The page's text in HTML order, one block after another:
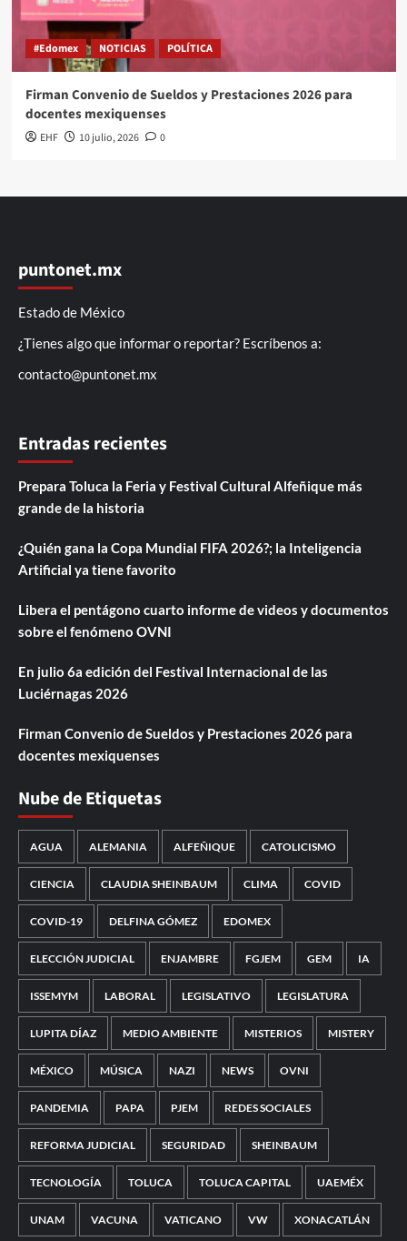
#Edomex NOTICIAS POLÍTICA
Firman Convenio de Sueldos y Prestaciones 2026 para
docentes mexiquenses
EHF 10 julio, 2026 0
puntonet.mx
Estado de México
¿Tienes algo que informar o reportar? Escríbenos a:
contacto@puntonet.mx
Entradas recientes
Prepara Toluca la Feria y Festival Cultural Alfeñique más
grande de la historia
¿Quién gana la Copa Mundial FIFA 2026?; la Inteligencia
Artificial ya tiene favorito
Libera el pentágono cuarto informe de videos y documentos
sobre el fenómeno OVNI
En julio 6a edición del Festival Internacional de las
Luciérnagas 2026
Firman Convenio de Sueldos y Prestaciones 2026 para
docentes mexiquenses
Nube de Etiquetas
AGUA ALEMANIA ALFEÑIQUE CATOLICISMO
CIENCIA CLAUDIA SHEINBAUM CLIMA COVID
COVID-19 DELFINA GÓMEZ EDOMEX
ELECCIÓN JUDICIAL ENJAMBRE FGJEM GEM IA
ISSEMYM LABORAL LEGISLATIVO LEGISLATURA
LUPITA DÍAZ MEDIO AMBIENTE MISTERIOS MISTERY
MÉXICO MÚSICA NAZI NEWS OVNI
PANDEMIA PAPA PJEM REDES SOCIALES
REFORMA JUDICIAL SEGURIDAD SHEINBAUM
TECNOLOGÍA TOLUCA TOLUCA CAPITAL UAEMÉX
UNAM VACUNA VATICANO VW XONACATLÁN